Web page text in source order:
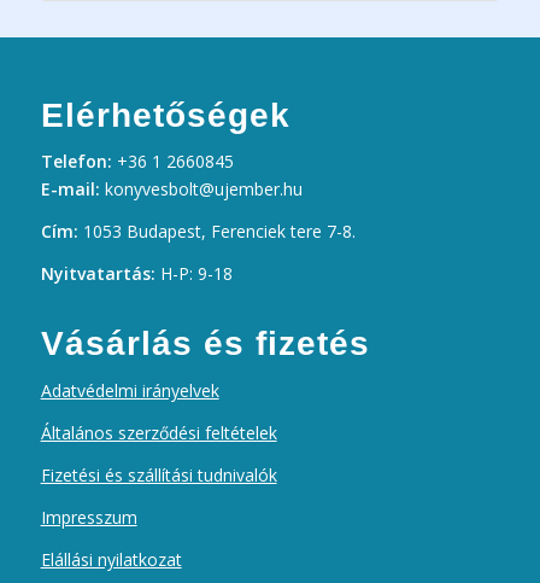
Elérhetőségek
Telefon: +36 1 2660845
E-mail: konyvesbolt@ujember.hu
Cím: 1053 Budapest, Ferenciek tere 7-8.
Nyitvatartás: H-P: 9-18
Vásárlás és fizetés
Adatvédelmi irányelvek
Általános szerződési feltételek
Fizetési és szállítási tudnivalók
Impresszum
Elállási nyilatkozat